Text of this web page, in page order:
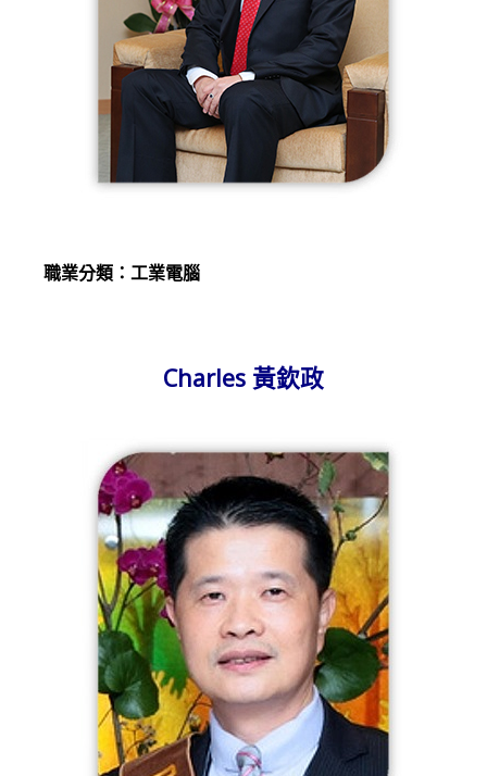
職業分類：工業電腦
Charles 黃欽政